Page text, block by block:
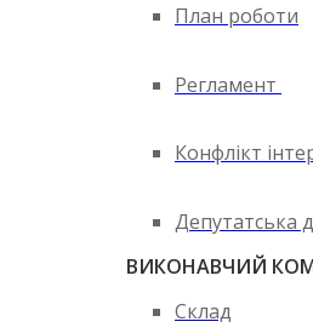
План роботи
Регламент
Конфлікт
Депутатська
ВИКОНАВЧИЙ
Склад